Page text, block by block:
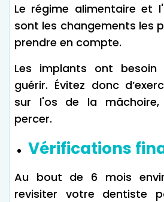
Le régime alimentaire et
sont les changements les
prendre en compte.
Les implants ont
guérir. Évitez donc
sur l'os de la mâchoire,
percer.
Vérifications
Au bout de 6 mois
revisiter votre dentiste